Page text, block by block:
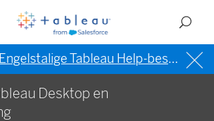
Engelstalige Tableau Help-bestand (VS)
Desktop en